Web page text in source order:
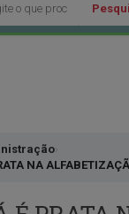
›
NA